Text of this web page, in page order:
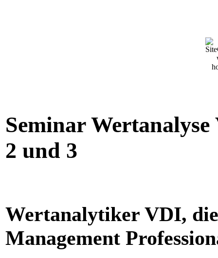
Seminar
2 und 3
Wertanalytiker VDI,
Management